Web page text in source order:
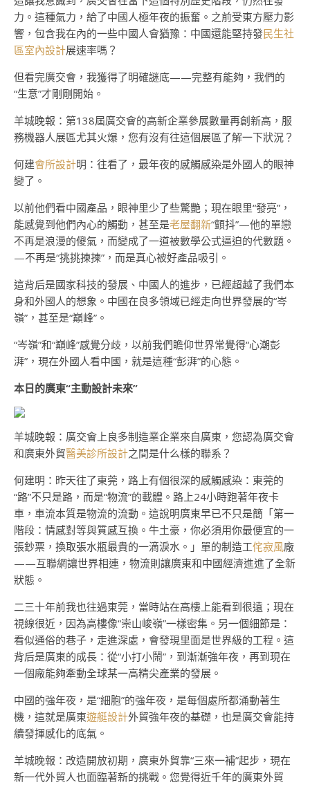
力。這種氣力，給了中國人極年夜的振奮。之前受東方壓力影
響，包含我在內的一些中國人會猶豫：中國還能堅持發民生社
區室內設計展速率嗎？
但看完廣交會，我獲得了明確謎底——完整有能夠，我們的
“生意”才剛剛開始。
羊城晚報：第138屆廣交會的高新企業參展數量再創新高，服
務機器人展區尤其火爆，您有沒有往這個展區了解一下狀況？
何建會所設計明：往看了，最年夜的感觸感染是外國人的眼神
變了。
以前他們看中國產品，眼神里少了些驚艷；現在眼里“發亮”，
能感覺到他們內心的觸動，甚至是老屋翻新“顫抖”—他的單戀
不再是浪漫的傻氣，而變成了一道被數學公式逼迫的代數題。
—不再是“挑挑揀揀”，而是真心被好產品吸引。
這背后是國家科技的發展、中國人的進步，已經超越了我們本
身和外國人的想象。中國在良多領域已經走向世界發展的“岑
嶺”，甚至是“巔峰”。
“岑嶺”和“巔峰”感覺分歧，以前我們瞻仰世界常覺得“心潮彭
湃”，現在外國人看中國，就是這種“彭湃”的心態。
本日的廣東“主動設計未來”
羊城晚報：廣交會上良多制造業企業來自廣東，您認為廣交會
和廣東外貿醫美診所設計之間是什么樣的聯系？
何建明：昨天往了東莞，路上有個很深的感觸感染：東莞的
“路”不只是路，而是“物流”的載體。路上24小時跑著年夜卡
車，車流本質是物流的流動。這說明廣東早已不只是簡「第一
階段：情感對等與質感互換。牛土豪，你必須用你最便宜的一
張鈔票，換取張水瓶最貴的一滴淚水。」單的制造工侘寂風廠
——互聯網讓世界相連，物流則讓廣東和中國經濟進進了全新
狀態。
二三十年前我也往過東莞，當時站在高樓上能看到很遠；現在
視線很近，因為高樓像“崇山峻嶺”一樣密集。另一個細節是：
看似通俗的巷子，走進深處，會發現里面是世界級的工程。這
背后是廣東的成長：從“小打小鬧”，到漸漸強年夜，再到現在
一個廠能夠牽動全球某一高精尖產業的發展。
中國的強年夜，是“細胞”的強年夜，是每個處所都涌動著生
機，這就是廣東遊艇設計外貿強年夜的基礎，也是廣交會能持
續發揮感化的底氣。
羊城晚報：改造開放初期，廣東外貿靠“三來一補”起步，現在
新一代外貿人也面臨著新的挑戰。您覺得近千年的廣東外貿